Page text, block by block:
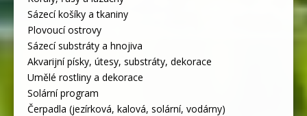
Sázecí košíky a tkaniny
Plovoucí ostrovy
Sázecí substráty a hnojiva
Akvarijní písky, útesy, substráty, dekorace
Umělé rostliny a dekorace
Solární program
Čerpadla (jezírková, kalová, solární, vodárny)